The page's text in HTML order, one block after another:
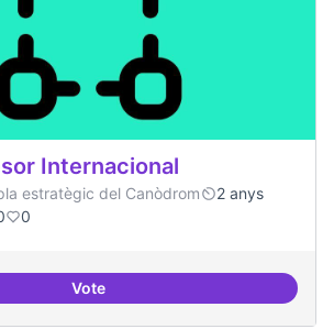
Internacional
estratègic del Canòdrom
2 anys
0
VoteComité Asesor Internacional